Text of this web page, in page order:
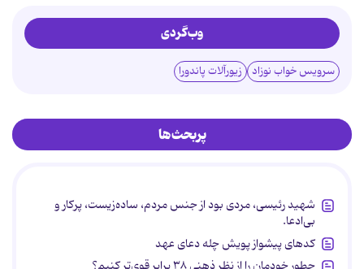
وب‌گردی
سرویس خواب نوزاد زیورآلات پاندورا
پربحث‌ها
شهید رئیسی، مردی بود از جنس مردم، ساده‌زیست، پرکار و
بی‌ادعا.
کدهای پیشواز پویش چله دعای عهد